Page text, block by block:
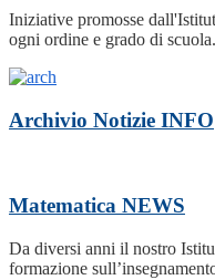
Iniziative promosse
ogni ordine e grado di scuola.
Archivio Notizie INFO
Matematica NEWS
Da diversi anni il nostro
formazione